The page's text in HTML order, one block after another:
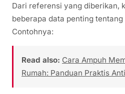
Dari referensi yang diberikan,
beberapa data penting tentang
Contohnya:
Read also: Cara Ampuh
Rumah: Panduan Praktis